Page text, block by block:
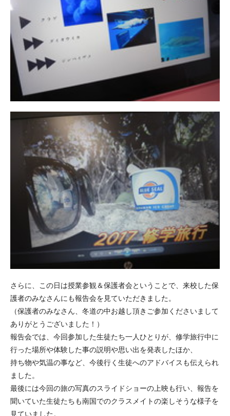
さらに、この日は授業参観＆保護者会ということで、来校した保
護者のみなさんにも報告会を見ていただきました。
（保護者のみなさん、冬道の中お越し頂きご参加くださいまして
ありがとうございました！）
報告会では、今回参加した生徒たち一人ひとりが、修学旅行中に
行った場所や体験した事の説明や思い出を発表したほか、
持ち物や気温の事など、今後行く生徒へのアドバイスも伝えられ
ました。
最後には今回の旅の写真のスライドショーの上映も行い、報告を
聞いていた生徒たちも南国でのクラスメイトの楽しそうな様子を
見ていました。